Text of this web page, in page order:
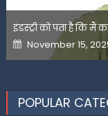
इंडस्ट्री को पता है कि मैं
Posted
on
November 15,
POPULAR